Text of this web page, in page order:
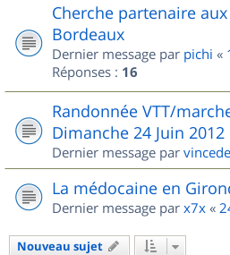
Cherche partenaire
Bordeaux
Dernier message par pichi «
Réponses : 16
Randonnée VTT/
Dimanche 24 Juin 2012
Dernier message par
La médocaine en
Dernier message par x7x «
Nouveau sujet